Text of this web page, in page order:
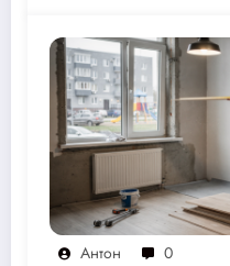
Антон 0